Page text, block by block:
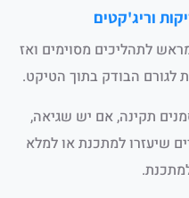
וריג'קטים​
לתהליכים מסוימים ואז
הבודק בתוך הטיקט.​
תקינה, אם יש שגיאה,
שיעזרו למתכנת או למלא